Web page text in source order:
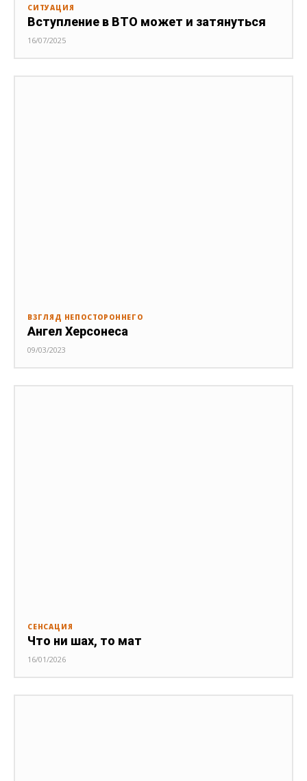
СИТУАЦИЯ
Вступление в ВТО может и затянуться
16/07/2025
ВЗГЛЯД НЕПОСТОРОННЕГО
Ангел Херсонеса
09/03/2023
СЕНСАЦИЯ
Что ни шах, то мат
16/01/2026